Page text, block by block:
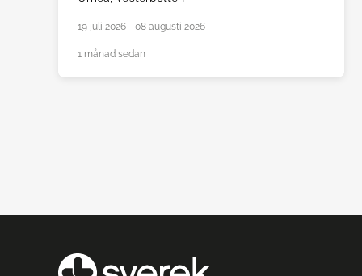
19 juli 2026 - 08 augusti 2026
1 månad sedan